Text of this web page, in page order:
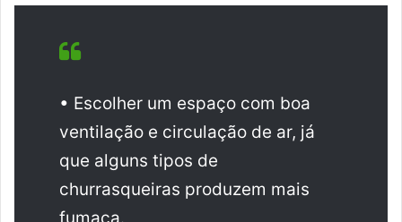
• Escolher um espaço com boa
ventilação e circulação de ar, já
que alguns tipos de
churrasqueiras produzem mais
fumaça.